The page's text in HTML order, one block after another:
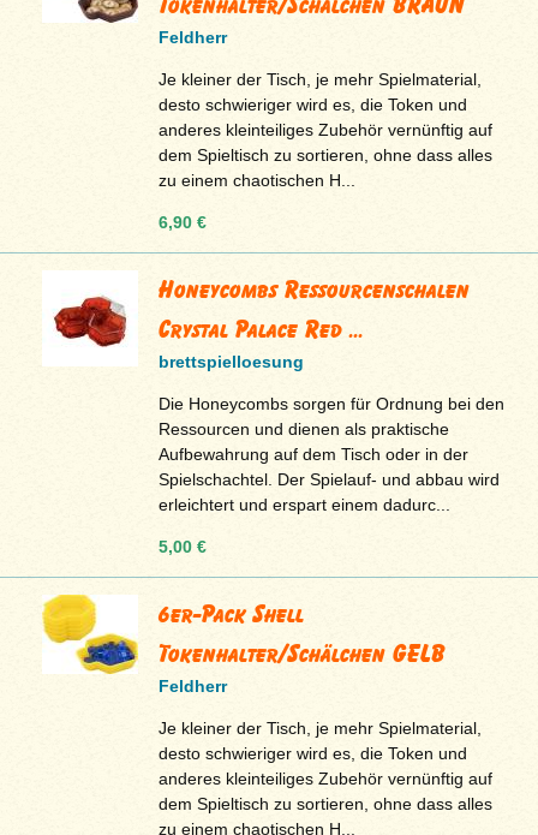
Feldherr
Je kleiner der Tisch, je mehr Spielmaterial,
desto schwieriger wird es, die Token und
anderes kleinteiliges Zubehör vernünftig auf
dem Spieltisch zu sortieren, ohne dass alles
zu einem chaotischen H...
6,90 €
Honeycombs Ressourcenschalen
Crystal Palace Red ...
brettspielloesung
Die Honeycombs sorgen für Ordnung bei den
Ressourcen und dienen als praktische
Aufbewahrung auf dem Tisch oder in der
Spielschachtel. Der Spielauf- und abbau wird
erleichtert und erspart einem dadurc...
5,00 €
6er-Pack Shell
Tokenhalter/Schälchen GELB
Feldherr
Je kleiner der Tisch, je mehr Spielmaterial,
desto schwieriger wird es, die Token und
anderes kleinteiliges Zubehör vernünftig auf
dem Spieltisch zu sortieren, ohne dass alles
zu einem chaotischen H...